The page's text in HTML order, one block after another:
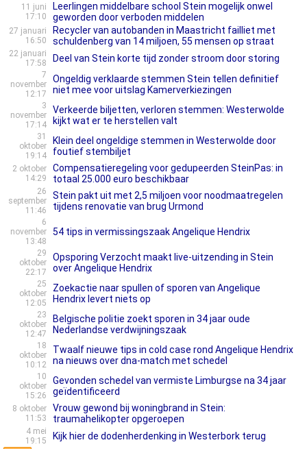
11 juni
17:10
Leerlingen middelbare school Stein mogelijk onwel
geworden door verboden middelen
27 januari
16:50
Recycler van autobanden in Maastricht failliet met
schuldenberg van 14 miljoen, 55 mensen op straat
22 januari
17:58
Deel van Stein korte tijd zonder stroom door storing
7
november
12:17
Ongeldig verklaarde stemmen Stein tellen definitief
niet mee voor uitslag Kamerverkiezingen
3
november
17:14
Verkeerde biljetten, verloren stemmen: Westerwolde
kijkt wat er te herstellen valt
31
oktober
19:14
Klein deel ongeldige stemmen in Westerwolde door
foutief stembiljet
2 oktober
14:29
Compensatieregeling voor gedupeerden SteinPas: in
totaal 25.000 euro beschikbaar
26
september
11:46
Stein pakt uit met 2,5 miljoen voor noodmaatregelen
tijdens renovatie van brug Urmond
6
november
13:48
54 tips in vermissingszaak Angelique Hendrix
29
oktober
22:17
Opsporing Verzocht maakt live-uitzending in Stein
over Angelique Hendrix
25
oktober
12:05
Zoekactie naar spullen of sporen van Angelique
Hendrix levert niets op
23
oktober
12:47
Belgische politie zoekt sporen in 34 jaar oude
Nederlandse verdwijningszaak
18
oktober
10:12
Twaalf nieuwe tips in cold case rond Angelique Hendrix
na nieuws over dna-match met schedel
10
oktober
15:26
Gevonden schedel van vermiste Limburgse na 34 jaar
geïdentificeerd
8 oktober
11:53
Vrouw gewond bij woningbrand in Stein:
traumahelikopter opgeroepen
4 mei
19:15
Kijk hier de dodenherdenking in Westerbork terug